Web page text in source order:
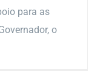
para as
o